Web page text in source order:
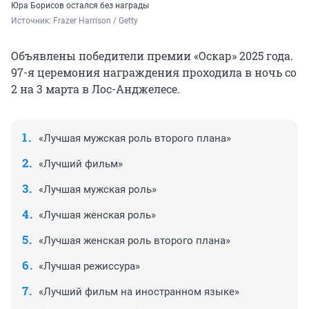
Юра Борисов остался без награды
Источник: Frazer Harrison / Getty
Объявлены победители премии «Оскар» 2025 года.
97-я церемония награждения проходила в ночь со
2 на 3 марта в Лос-Анджелесе.
«Лучшая мужская роль второго плана»
«Лучший фильм»
«Лучшая мужская роль»
«Лучшая женская роль»
«Лучшая женская роль второго плана»
«Лучшая режиссура»
«Лучший фильм на иностранном языке»